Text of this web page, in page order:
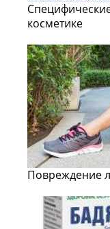
косметике
Повреждение